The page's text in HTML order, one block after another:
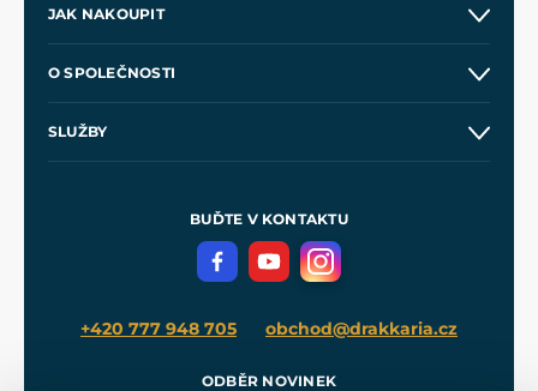
JAK NAKOUPIT
Velkoobchod
O SPOLEČNOSTI
SLUŽBY
Meče pro Kingdom Come
BUĎTE V KONTAKTU
+420 777 948 705 obchod@drakkaria.cz
ODBĚR NOVINEK